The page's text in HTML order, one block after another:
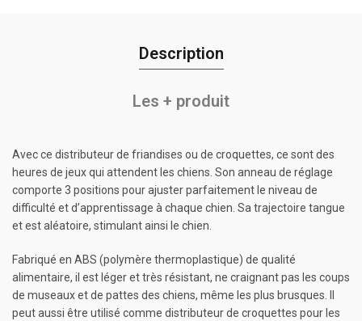
Description
Les + produit
Avec ce distributeur de friandises ou de croquettes, ce sont des
heures de jeux qui attendent les chiens. Son anneau de réglage
comporte 3 positions pour ajuster parfaitement le niveau de
difficulté et d’apprentissage à chaque chien. Sa trajectoire tangue
et est aléatoire, stimulant ainsi le chien.
Fabriqué en ABS (polymère thermoplastique) de qualité
alimentaire, il est léger et très résistant, ne craignant pas les coups
de museaux et de pattes des chiens, même les plus brusques. Il
peut aussi être utilisé comme distributeur de croquettes pour les